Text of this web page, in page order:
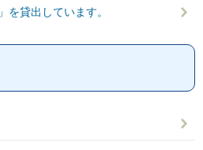
を貸出しています。